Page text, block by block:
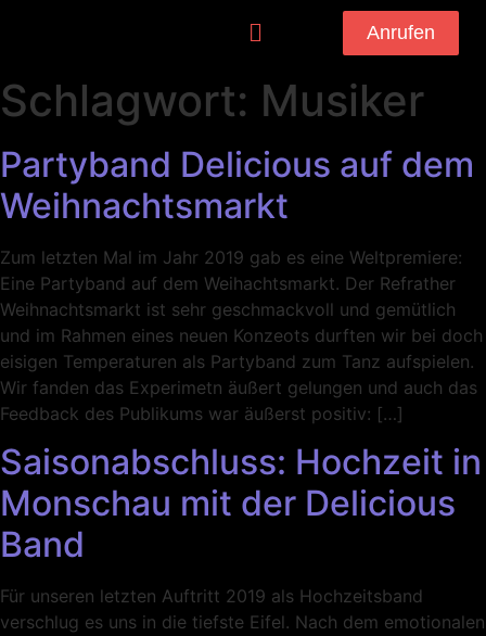
Anrufen
Schlagwort: Musiker
Partyband Delicious auf dem
Weihnachtsmarkt
Zum letzten Mal im Jahr 2019 gab es eine Weltpremiere:
Eine Partyband auf dem Weihachtsmarkt. Der Refrather
Weihnachtsmarkt ist sehr geschmackvoll und gemütlich
und im Rahmen eines neuen Konzeots durften wir bei doch
eisigen Temperaturen als Partyband zum Tanz aufspielen.
Wir fanden das Experimetn äußert gelungen und auch das
Feedback des Publikums war äußerst positiv: […]
Saisonabschluss: Hochzeit in
Monschau mit der Delicious
Band
Für unseren letzten Auftritt 2019 als Hochzeitsband
verschlug es uns in die tiefste Eifel. Nach dem emotionalen